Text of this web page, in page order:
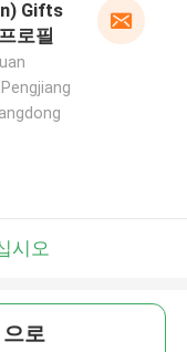
Gifts
로필
시오
로